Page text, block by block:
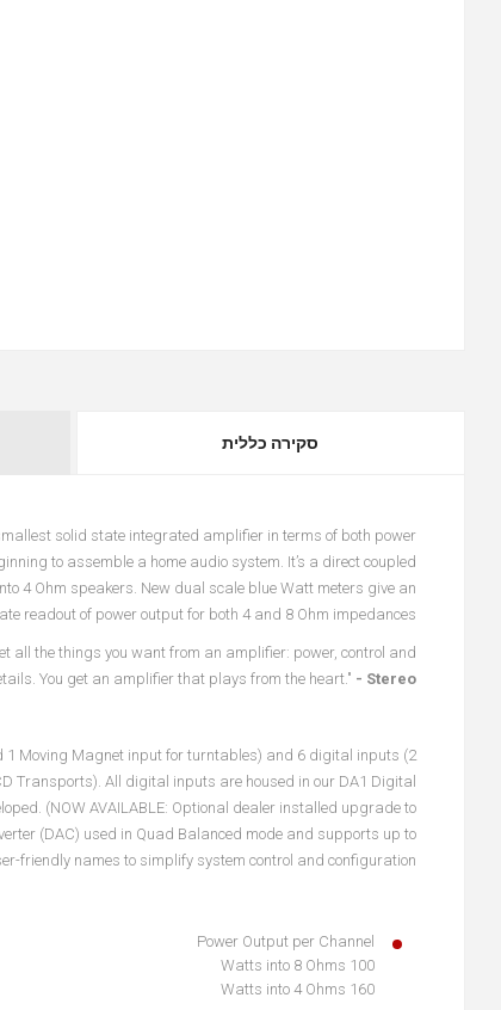
סקירה כללית
solid state integrated amplifier in terms of both power
to assemble a home audio system. It’s a direct coupled
4 Ohm speakers. New dual scale blue Watt meters give an
readout of power output for both 4 and 8 Ohm impedances.
all the things you want from an amplifier: power, control and
You get an amplifier that plays from the heart." - Stereo+
1 Moving Magnet input for turntables) and 6 digital inputs (2
Transports). All digital inputs are housed in our DA1 Digital
(NOW AVAILABLE: Optional dealer installed upgrade to
(DAC) used in Quad Balanced mode and supports up to
friendly names to simplify system control and configuration.
Power Output per Channel
100 Watts into 8 Ohms
160 Watts into 4 Ohms